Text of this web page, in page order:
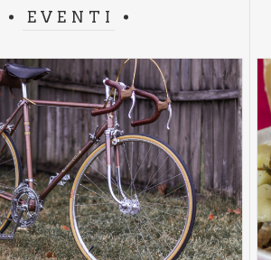
EVENTI